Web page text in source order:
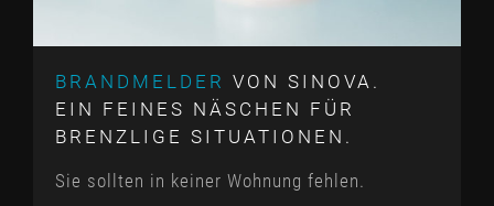
BRANDMELDER VON SINOVA.
EIN FEINES NÄSCHEN FÜR
BRENZLIGE SITUATIONEN.
Sie sollten in keiner Wohnung fehlen.